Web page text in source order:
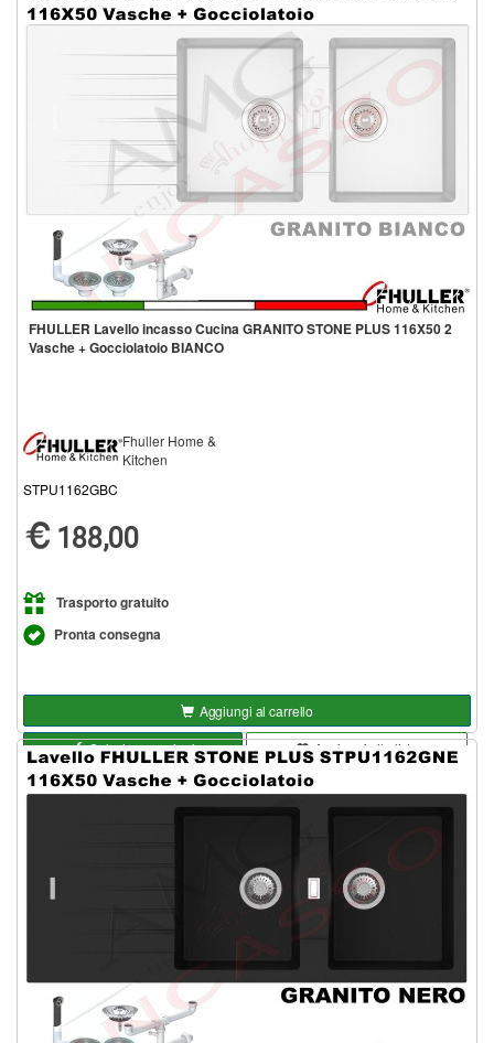
FHULLER Lavello incasso Cucina GRANITO STONE PLUS 116X50 2
Vasche + Gocciolatoio BIANCO
Fhuller Home &
Kitchen
STPU1162GBC
188,00
Trasporto gratuito
Pronta consegna
Aggiungi al carrello
Seleziona opzioni
Aggiungi alla lista